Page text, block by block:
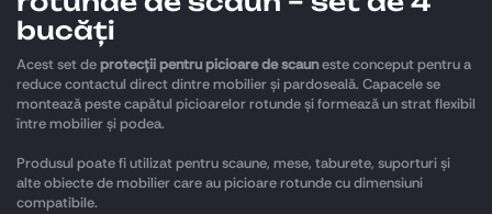
bucăți
Acest set deprotecții pentru picioare de scauneste conceput pentru a
reduce contactul direct dintre mobilier și pardoseală. Capacele se
montează peste capătul picioarelor rotunde și formează un strat flexibil
între mobilier și podea.
Produsul poate fi utilizat pentru scaune, mese, taburete, suporturi și
alte obiecte de mobilier care au picioare rotunde cu dimensiuni
compatibile.